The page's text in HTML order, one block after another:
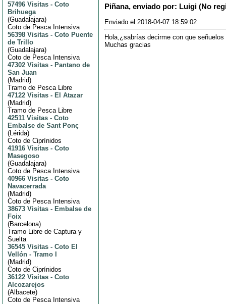
57496 Visitas - Coto
Brihuega
(Guadalajara)
Coto de Pesca Intensiva
56398 Visitas - Coto Puente
de Trillo
(Guadalajara)
Coto de Pesca Intensiva
47302 Visitas - Pantano de
San Juan
(Madrid)
Tramo de Pesca Libre
47122 Visitas - El Atazar
(Madrid)
Tramo de Pesca Libre
42511 Visitas - Coto
Embalse de Sant Ponç
(Lérida)
Coto de Ciprínidos
41916 Visitas - Coto
Masegoso
(Guadalajara)
Coto de Pesca Intensiva
40966 Visitas - Coto
Navacerrada
(Madrid)
Coto de Pesca Intensiva
38673 Visitas - Embalse de
Foix
(Barcelona)
Tramo Libre de Captura y
Suelta
36545 Visitas - Coto El
Vellón - Tramo I
(Madrid)
Coto de Ciprínidos
36122 Visitas - Coto
Alcozarejos
(Albacete)
Coto de Pesca Intensiva
Piñana, enviado por: Luigi (No
Enviado el 2018-04-07 18:59:02
Hola,¿sabrías decirme con que
Muchas gracias